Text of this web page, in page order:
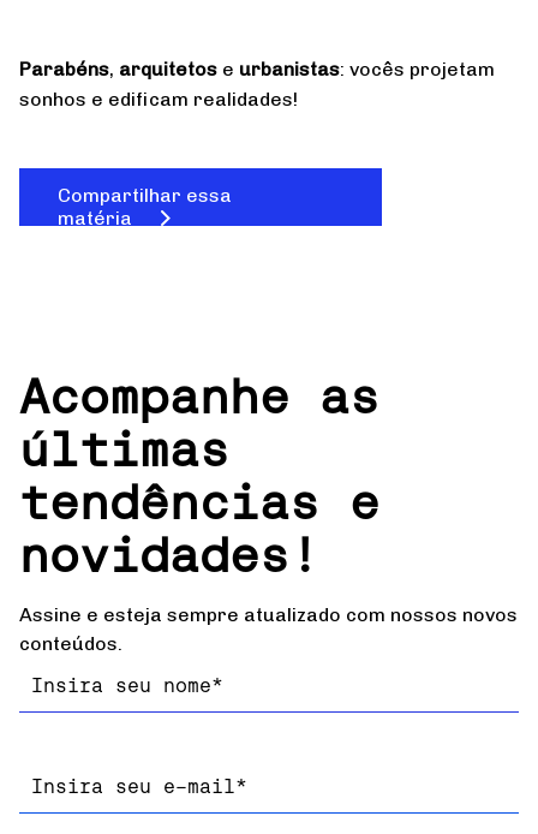
Parabéns, arquitetos e urbanistas: vocês projetam
sonhos e edificam realidades!
Compartilhar essa
matéria
Acompanhe as
últimas
tendências e
novidades!
Assine e esteja sempre atualizado com nossos novos
conteúdos.
Nome
Email